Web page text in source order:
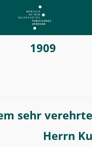
Toggle
navigation
1909
sehr
Herrn